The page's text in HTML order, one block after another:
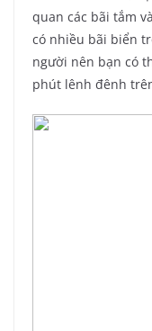
quan các bãi tắm
có nhiều bãi biển
người nên bạn có
phút lênh đênh